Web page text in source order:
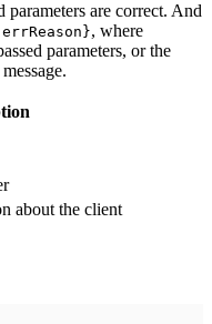
parameters are correct. And
, where
parameters, or the
about the client